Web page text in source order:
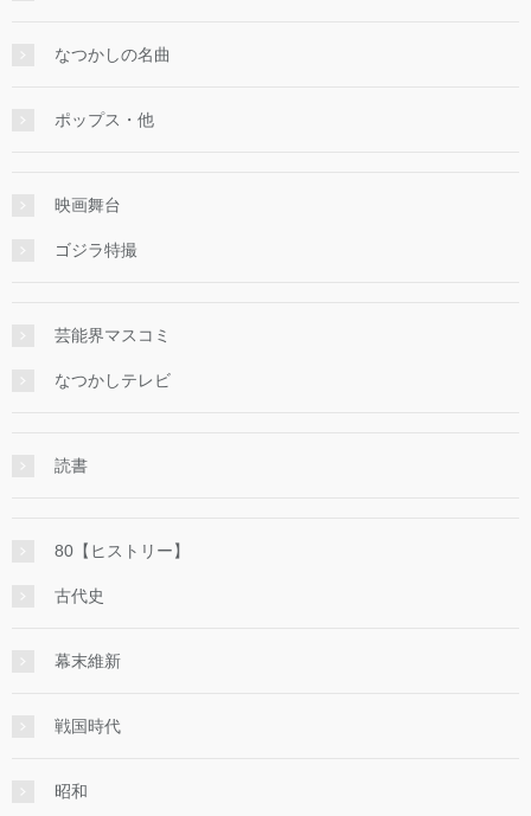
なつかしの名曲
ポップス・他
映画舞台
ゴジラ特撮
芸能界マスコミ
なつかしテレビ
読書
80【ヒストリー】
古代史
幕末維新
戦国時代
昭和